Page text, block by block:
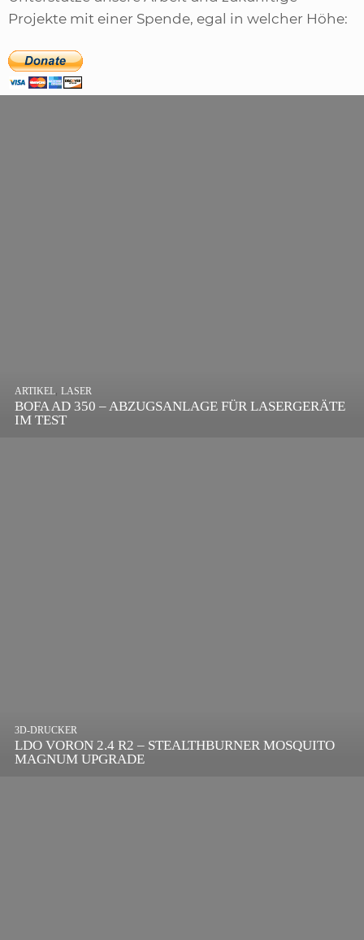
Projekte mit einer Spende, egal in welcher Höhe:
BOFA AD 350 – ABZUGSANLAGE FÜR LASERGERÄTE
IM TEST
ARTIKEL, LASER
DIE BEDEUTENDSTEN SCHRITTE ZUR
ERFOLGREICHEN MARKENBILDUNG IN DER
DIGITALEN ÄRA
LDO VORON 2.4 R2 – STEALTHBURNER MOSQUITO
MAGNUM UPGRADE
3D-DRUCKER